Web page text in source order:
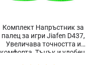
Комплект Напръстник за
палец за игри Jiafen D437,
Увеличава точността и
комфорта, Тънък и удобен,